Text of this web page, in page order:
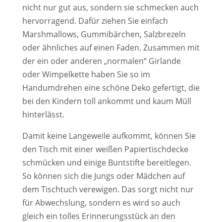
nicht nur gut aus, sondern sie schmecken auch
hervorragend. Dafür ziehen Sie einfach
Marshmallows, Gummibärchen, Salzbrezeln
oder ähnliches auf einen Faden. Zusammen mit
der ein oder anderen „normalen“ Girlande
oder Wimpelkette haben Sie so im
Handumdrehen eine schöne Deko gefertigt, die
bei den Kindern toll ankommt und kaum Müll
hinterlässt.
Damit keine Langeweile aufkommt, können Sie
den Tisch mit einer weißen Papiertischdecke
schmücken und einige Buntstifte bereitlegen.
So können sich die Jungs oder Mädchen auf
dem Tischtuch verewigen. Das sorgt nicht nur
für Abwechslung, sondern es wird so auch
gleich ein tolles Erinnerungsstück an den